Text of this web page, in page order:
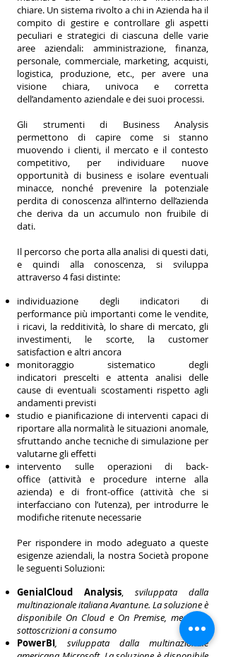
chiare. Un sistema rivolto a chi in Azienda ha il
compito di gestire e controllare gli aspetti
peculiari e strategici di ciascuna delle varie
aree aziendali: amministrazione, finanza,
personale, commerciale, marketing, acquisti,
logistica, produzione, etc., per avere una
visione chiara, univoca e corretta
dell’andamento aziendale e dei suoi processi.
Gli strumenti di Business Analysis
permettono di capire come si stanno
muovendo i clienti, il mercato e il contesto
competitivo, per individuare nuove
opportunità di business e isolare eventuali
minacce, nonché prevenire la potenziale
perdita di conoscenza all’interno dell’azienda
che deriva da un accumulo non fruibile di
dati.
Il percorso che porta alla analisi di questi dati,
e quindi alla conoscenza, si sviluppa
attraverso 4 fasi distinte:
individuazione degli indicatori di
performance più importanti come le vendite,
i ricavi, la redditività, lo share di mercato, gli
investimenti, le scorte, la customer
satisfaction e altri ancora
monitoraggio sistematico degli
indicatori prescelti e attenta analisi delle
cause di eventuali scostamenti rispetto agli
andamenti previsti
studio e pianificazione di interventi capaci di
riportare alla normalità le situazioni anomale,
sfruttando anche tecniche di simulazione per
valutarne gli effetti
intervento sulle operazioni di back-
office (attività e procedure interne alla
azienda) e di front-office (attività che si
interfacciano con l’utenza), per introdurre le
modifiche ritenute necessarie
Per rispondere in modo adeguato a queste
esigenze aziendali, la nostra Società propone
le seguenti Soluzioni:
GenialCloud Analysis, sviluppata dalla
multinazionale italiana Avantune. La soluzione è
disponibile On Cloud e On Premise, mediante
sottoscrizioni a consumo
PowerBI, sviluppata dalla multinazionale